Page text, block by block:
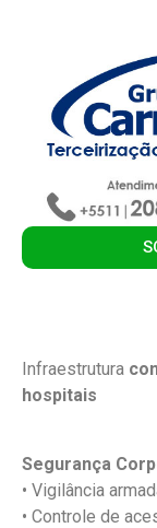
Infraestrutura
hospitais
Segurança
• Vigilância
• Controle de